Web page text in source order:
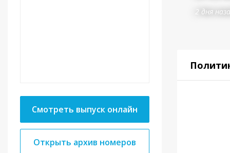
Смотреть выпуск онлайн
Открыть архив номеров
2 дня